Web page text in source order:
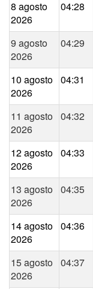
8 agosto
2026
04:28
9 agosto
2026
04:29
10 agosto
2026
04:31
11 agosto
2026
04:32
12 agosto
2026
04:33
13 agosto
2026
04:35
14 agosto
2026
04:36
15 agosto
2026
04:37